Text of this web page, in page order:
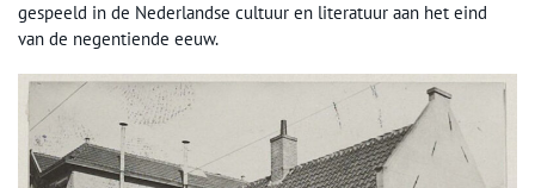
gespeeld in de Nederlandse cultuur en literatuur aan het eind
van de negentiende eeuw.